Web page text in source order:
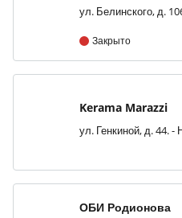
Закрыто
Kerama Marazzi
ул.
ОБИ Родионова